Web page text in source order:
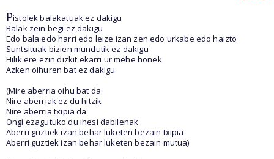
Pistolek balakatuak ez dakigu
Balak zein begi ez dakigu
Edo bala edo harri edo leize izan zen edo urkabe edo haizto
Suntsituak bizien mundutik ez dakigu
Hilik ere ezin dizkit ekarri ur mehe honek
Azken oihuren bat ez dakigu
(Mire aberria oihu bat da
Nire aberriak ez du hitzik
Nire aberria txipia da
Ongi ezagutuko du ihesi dabilenak
Aberri guztiek izan behar luketen bezain txipia
Aberri guztiek izan behar luketen bezain mutua)